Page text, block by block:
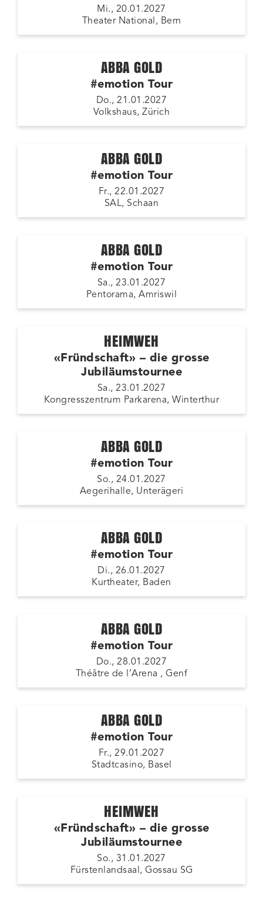
Mi., 20.01.2027
Theater National, Bern
ABBA GOLD
#emotion Tour
Do., 21.01.2027
Volkshaus, Zürich
ABBA GOLD
#emotion Tour
Fr., 22.01.2027
SAL, Schaan
ABBA GOLD
#emotion Tour
Sa., 23.01.2027
Pentorama, Amriswil
HEIMWEH
«Fründschaft» – die grosse
Jubiläumstournee
Sa., 23.01.2027
Kongresszentrum Parkarena, Winterthur
ABBA GOLD
#emotion Tour
So., 24.01.2027
Aegerihalle, Unterägeri
ABBA GOLD
#emotion Tour
Di., 26.01.2027
Kurtheater, Baden
ABBA GOLD
#emotion Tour
Do., 28.01.2027
Théâtre de l’Arena , Genf
ABBA GOLD
#emotion Tour
Fr., 29.01.2027
Stadtcasino, Basel
HEIMWEH
«Fründschaft» – die grosse
Jubiläumstournee
So., 31.01.2027
Fürstenlandsaal, Gossau SG